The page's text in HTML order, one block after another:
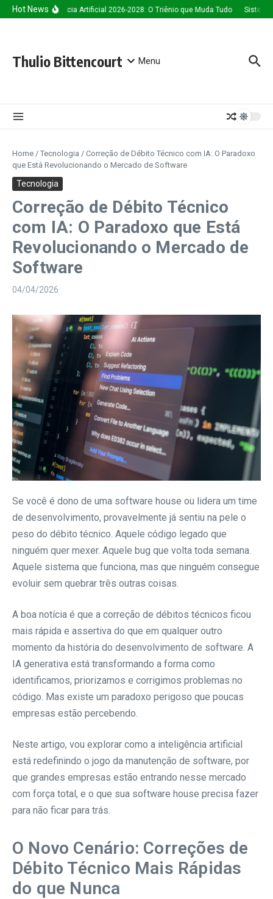
Ir para o conteúdo
Hot NewsInteligência Artificial 2026-2028: O Triênio que Muda Tudo Sistema
Thulio Bittencourt Menu
Home / Tecnologia / Correção de Débito Técnico com IA: O Paradoxo
que Está Revolucionando o Mercado de Software
Tecnologia
Correção de Débito Técnico
com IA: O Paradoxo que Está
Revolucionando o Mercado de
Software
04/04/2026
Se você é dono de uma software house ou lidera um time
de desenvolvimento, provavelmente já sentiu na pele o
peso do débito técnico. Aquele código legado que
ninguém quer mexer. Aquele bug que volta toda semana.
Aquele sistema que funciona, mas que ninguém consegue
evoluir sem quebrar três outras coisas.
A boa notícia é que a correção de débitos técnicos ficou
mais rápida e assertiva do que em qualquer outro
momento da história do desenvolvimento de software. A
IA generativa está transformando a forma como
identificamos, priorizamos e corrigimos problemas no
código. Mas existe um paradoxo perigoso que poucas
empresas estão percebendo.
Neste artigo, vou explorar como a inteligência artificial
está redefinindo o jogo da manutenção de software, por
que grandes empresas estão entrando nesse mercado
com força total, e o que sua software house precisa fazer
para não ficar para trás.
O Novo Cenário: Correções de
Débito Técnico Mais Rápidas
do que Nunca